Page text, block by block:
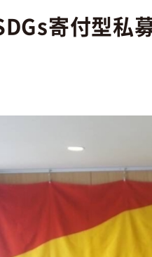
寄付型